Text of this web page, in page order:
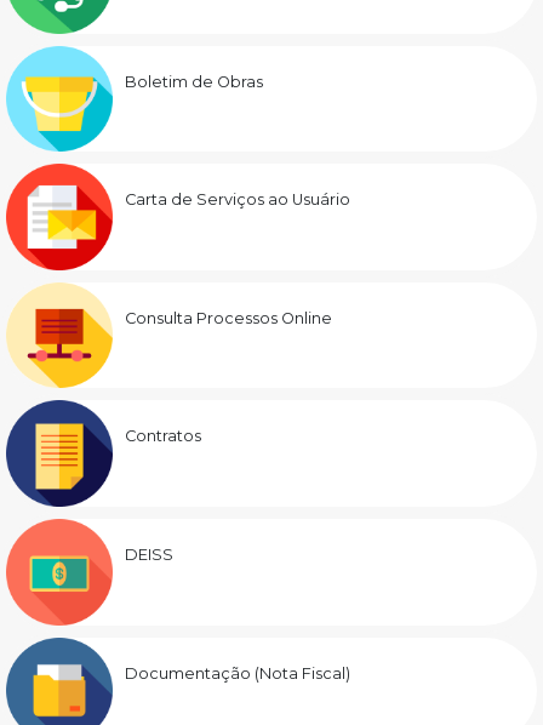
Boletim de Obras
Carta de Serviços ao Usuário
Consulta Processos Online
Contratos
DEISS
Documentação (Nota Fiscal)